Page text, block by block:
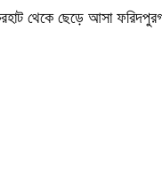
থেকে ছেড়ে আসা